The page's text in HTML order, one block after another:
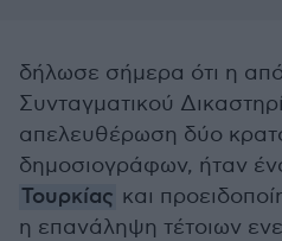
δήλωσε σήμερα ότι η
Συνταγματικού
απελευθέρωση δύο
δημοσιογράφων, ήταν
Τουρκίας και
η επανάληψη τέτοιων